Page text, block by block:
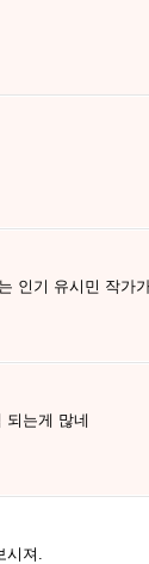
인기 유시민 작
되는게 많네
시져.